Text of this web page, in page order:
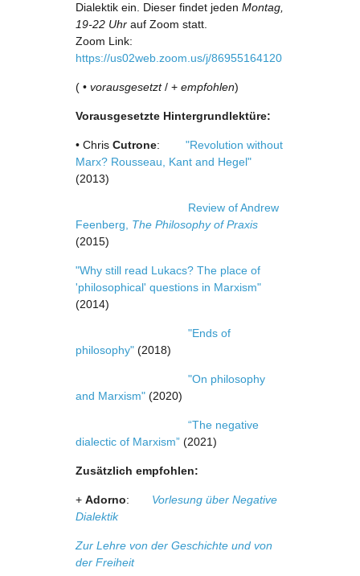
Dialektik ein. Dieser findet jeden Montag,
19-22 Uhr auf Zoom statt.
Zoom Link:
https://us02web.zoom.us/j/86955164120
( • vorausgesetzt/ + empfohlen)
Vorausgesetzte Hintergrundlektüre:
• Chris Cutrone: "Revolution without
Marx? Rousseau, Kant and Hegel"
(2013)
Review of Andrew
Feenberg, The Philosophy of Praxis
(2015)
"Why still read Lukacs? The place of
'philosophical' questions in Marxism"
(2014)
"Ends of
philosophy" (2018)
"On philosophy
and Marxism" (2020)
“The negative
dialectic of Marxism” (2021)
Zusätzlich empfohlen:
+ Adorno: Vorlesung über Negative
Dialektik
Zur Lehre von der Geschichte und von
der Freiheit